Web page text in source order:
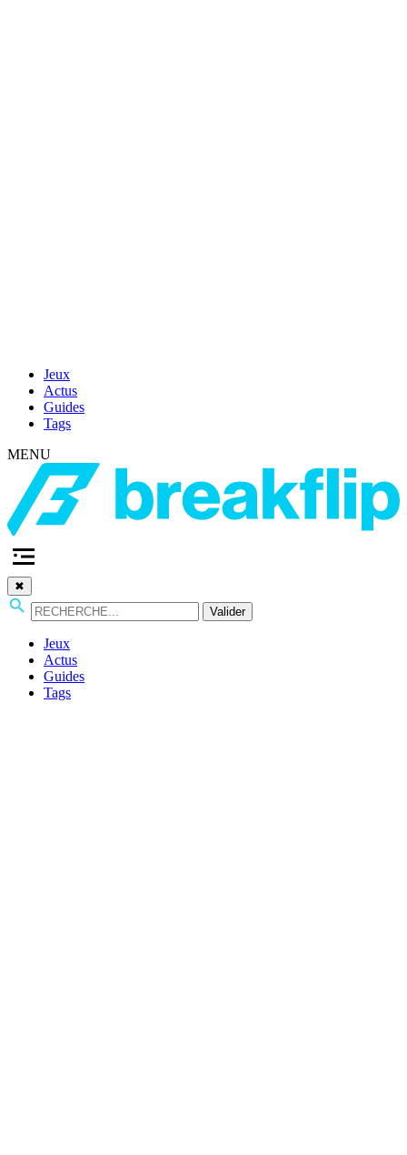
Jeux
Actus
Guides
Tags
MENU
✖
Valider
Jeux
Actus
Guides
Tags